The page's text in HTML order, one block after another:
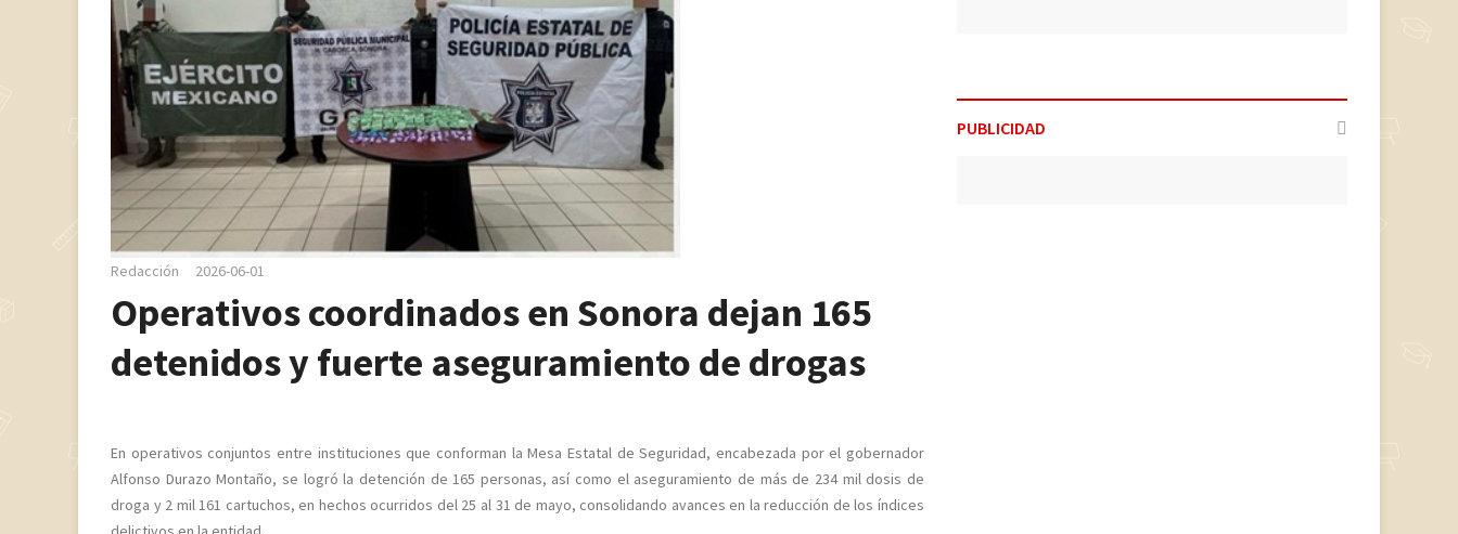
Redacción 2026-06-01
Operativos coordinados en Sonora dejan 165
detenidos y fuerte aseguramiento de drogas
En operativos conjuntos entre instituciones que conforman la Mesa Estatal de Seguridad, encabezada por el gobernador
Alfonso Durazo Montaño, se logró la detención de 165 personas, así como el aseguramiento de más de 234 mil dosis de
droga y 2 mil 161 cartuchos, en hechos ocurridos del 25 al 31 de mayo, consolidando avances en la reducción de los índices
PUBLICIDAD